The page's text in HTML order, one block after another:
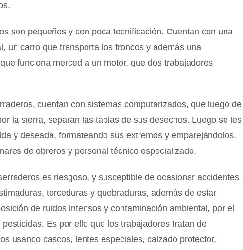
son pequeños y con poca tecnificación. Cuentan con una
un carro que transporta los troncos y además una
funciona merced a un motor, que dos trabajadores
cuentan con sistemas computarizados, que luego de
la sierra, separan las tablas de sus desechos. Luego se les
y deseada, formateando sus extremos y emparejándolos.
de obreros y personal técnico especializado.
es riesgoso, y susceptible de ocasionar accidentes
torceduras y quebraduras, además de estar
de ruidos intensos y contaminación ambiental, por el
Es por ello que los trabajadores tratan de
usando cascos, lentes especiales, calzado protector,